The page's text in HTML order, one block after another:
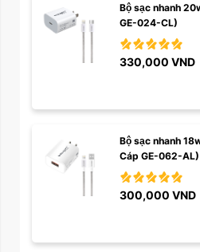
Bộ sạc nhanh
GE-024-CL)
330,000 VND
Bộ sạc nhanh
Cáp GE-062-AL)
300,000 VND